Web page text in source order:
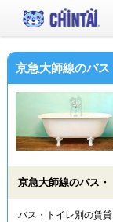
京急大師線のバ
京急大師線のバス
バス・トイレ別の賃